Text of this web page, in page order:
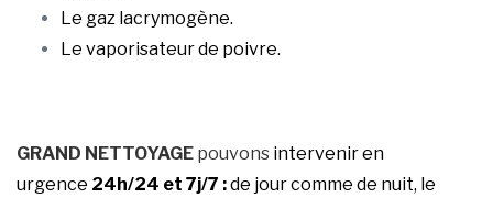
Le gaz lacrymogène.
Le vaporisateur de poivre.
GRAND NETTOYAGE pouvons intervenir en
urgence 24h/24 et 7j/7 :de jour comme de nuit, le